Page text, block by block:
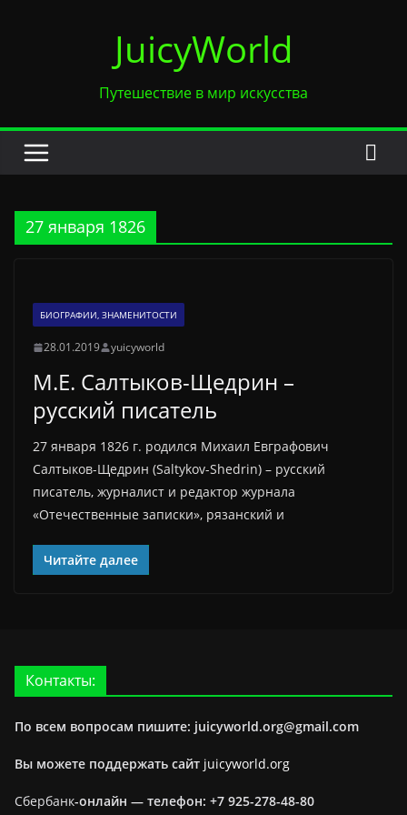
JuicyWorld
Путешествие в мир искусства
27 января 1826
БИОГРАФИИ, ЗНАМЕНИТОСТИ
28.01.2019 yuicyworld
М.Е. Салтыков-Щедрин –
русский писатель
27 января 1826 г. родился Михаил Евграфович
Салтыков-Щедрин (Saltykov-Shedrin) – русский
писатель, журналист и редактор журнала
«Отечественные записки», рязанский и
Читайте далее
Контакты:
По всем вопросам пишите: juicyworld.org@gmail.com
Вы можете поддержать сайт juicyworld.org
Сбербанк-онлайн — телефон: +7 925-278-48-80